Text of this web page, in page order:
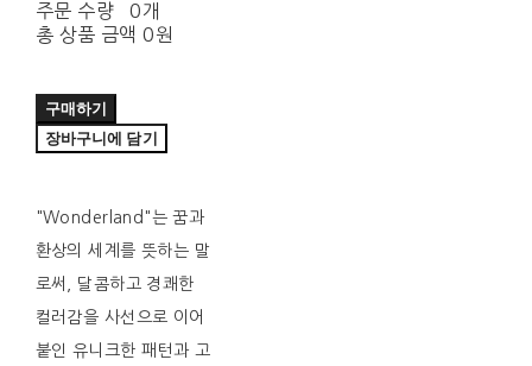
주문 수량
0개
총 상품 금액 0원
구매하기
장바구니에 담기
"Wonderland"는 꿈과
환상의 세계를 뜻하는 말
로써, 달콤하고 경쾌한
컬러감을 사선으로 이어
붙인 유니크한 패턴과 고